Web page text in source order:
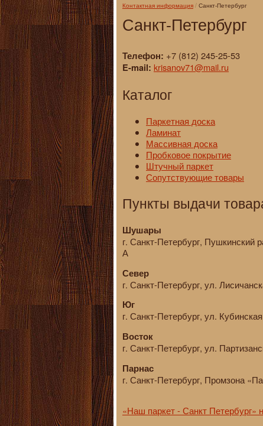
Контактная информация Санкт-Петербург
Санкт-Петербург
Телефон: +7 (812) 245-25-53
E-mail: krisanov71@mail.ru
Каталог
Паркетная доска
Ламинат
Массивная доска
Пробковое покрытие
Штучный паркет
Сопутствующие товары
Пункты выдачи
Шушары
г. Санкт-Петербург,
А
Север
г. Санкт-Петербург, ул.
Юг
г. Санкт-Петербург, ул.
Восток
г. Санкт-Петербург, ул.
Парнас
г. Санкт-Петербург, Промзона
«Наш паркет - Санкт Петербург»